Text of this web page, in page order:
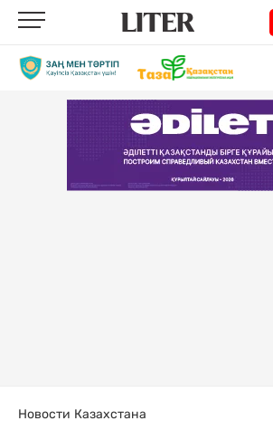
Новости Казахстана